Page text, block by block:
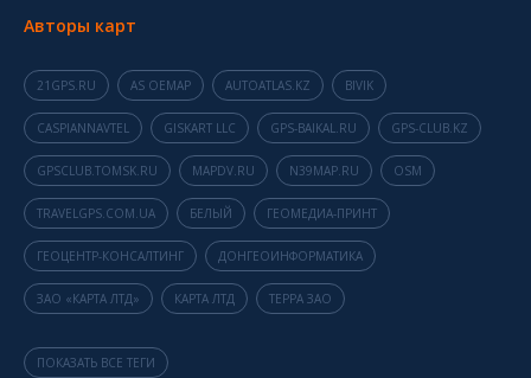
Авторы карт
21GPS.RU AS OEMAP AUTOATLAS.KZ BIVIK
CASPIANNAVTEL GISKART LLC GPS-BAIKAL.RU GPS-CLUB.KZ
GPSCLUB.TOMSK.RU MAPDV.RU N39MAP.RU OSM
TRAVELGPS.COM.UA БЕЛЫЙ ГЕОМЕДИА-ПРИНТ
ГЕОЦЕНТР-КОНСАЛТИНГ ДОНГЕОИНФОРМАТИКА
ЗАО «КАРТА ЛТД» КАРТА ЛТД ТЕРРА ЗАО
ПОКАЗАТЬ ВСЕ ТЕГИ